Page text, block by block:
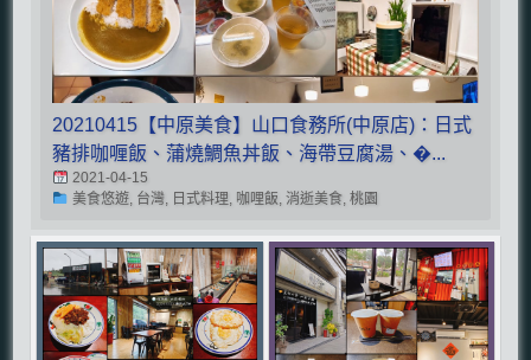
20210415【中原美食】山口食務所(中原店)：日式
豬排咖喱飯、蒲燒鯛魚丼飯、海帶豆腐湯、�...
2021-04-15
美食悠遊, 台灣, 日式料理, 咖哩飯, 消逝美食, 桃園